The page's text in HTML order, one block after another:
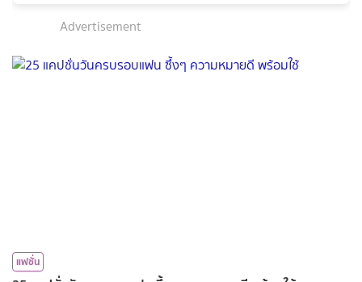
Advertisement
แฟชั่น